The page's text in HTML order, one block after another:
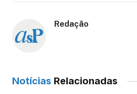
Redação
Notícias Relacionadas